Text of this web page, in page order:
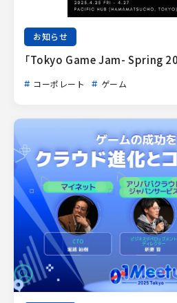
お知らせ
「Tokyo Game Jam- Spring
コーポレート ゲーム